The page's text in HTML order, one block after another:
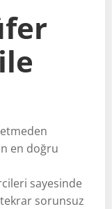
en doğru
sayesinde
tekrar sorunsuz